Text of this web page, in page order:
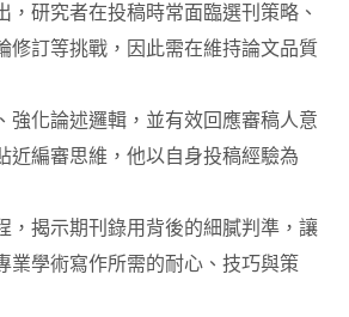
，研究者在投稿時常面臨選刊策略、
修訂等挑戰，因此需在維持論文品質
強化論述邏輯，並有效回應審稿人意
近編審思維，他以自身投稿經驗為
，揭示期刊錄用背後的細膩判準，讓
業學術寫作所需的耐心、技巧與策